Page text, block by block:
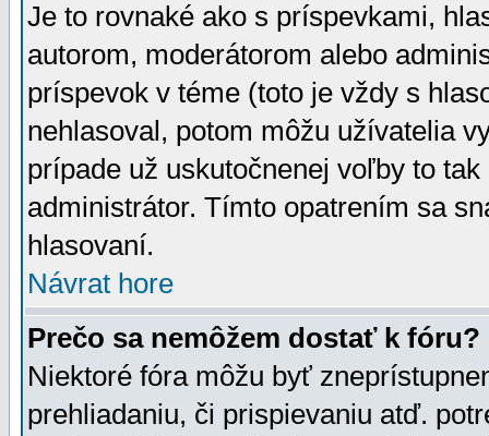
Je to rovnaké ako s príspevkami,
autorom, moderátorom alebo
príspevok v téme (toto je vždy s
nehlasoval, potom môžu užívatelia
prípade už uskutočnenej voľby to
administrátor. Tímto opatrením sa
hlasovaní.
Návrat hore
Prečo sa nemôžem dostať k fóru?
Niektoré fóra môžu byť
prehliadaniu, či prispievaniu atď.